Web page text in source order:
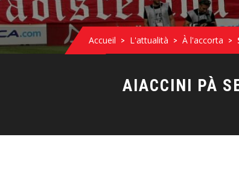
Accueil L'attualità À l'accorta